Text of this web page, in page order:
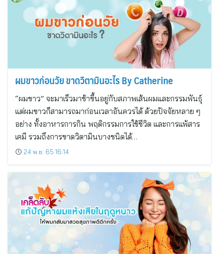
ผมขาวก่อนวัย ขาดวิตามินอะไร By Catherine
“ผมขาว” จะมาเร็วมาช้าขึ้นอยู่กับสภาพเส้นผมและกรรมพันธุ์
แต่ผมขาวก็สามารถมาก่อนเวลาอันควรได้ ด้วยปัจจัยหลาย ๆ
อย่าง ทั้งอาหารการกิน พฤติกรรมการใช้ชีวิต และการแพ้สาร
เคมี รวมถึงการขาดวิตามินบางชนิดได้…
24 พ.ย. 65 16:14